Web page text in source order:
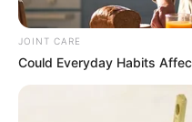
JOINT CARE
Could Everyday Habits